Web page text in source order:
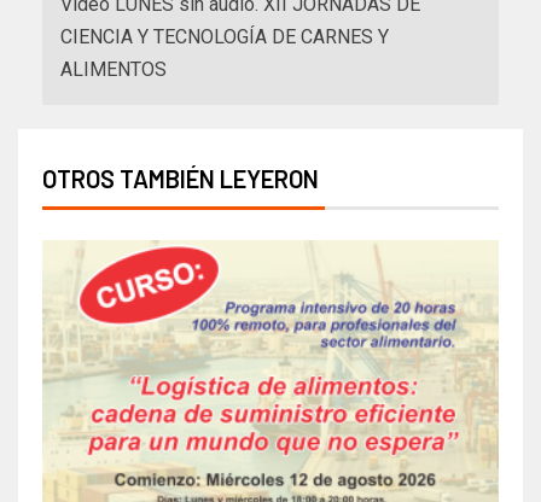
CIENCIA Y TECNOLOGÍA DE CARNES Y
ALIMENTOS
OTROS TAMBIÉN LEYERON